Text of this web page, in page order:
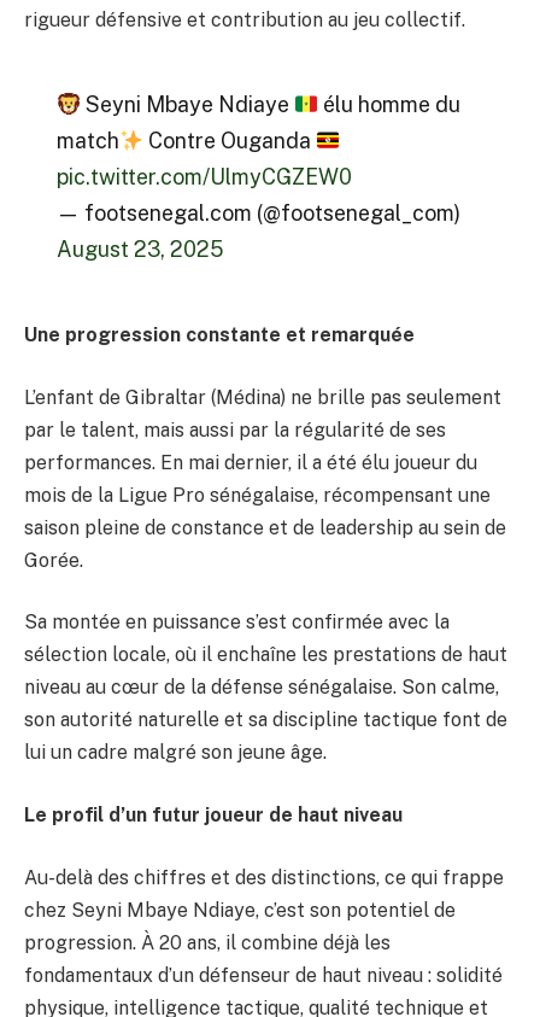
rigueur défensive et contribution au jeu collectif.
Seyni Mbaye Ndiaye
élu homme du
match
Contre Ouganda
pic.twitter.com/UlmyCGZEW0
— footsenegal.com (@footsenegal_com)
August 23, 2025
Une progression constante et remarquée
L’enfant de Gibraltar (Médina) ne brille pas seulement
par le talent, mais aussi par la régularité de ses
performances. En mai dernier, il a été élu joueur du
mois de la Ligue Pro sénégalaise, récompensant une
saison pleine de constance et de leadership au sein de
Gorée.
Sa montée en puissance s’est confirmée avec la
sélection locale, où il enchaîne les prestations de haut
niveau au cœur de la défense sénégalaise. Son calme,
son autorité naturelle et sa discipline tactique font de
lui un cadre malgré son jeune âge.
Le profil d’un futur joueur de haut niveau
Au-delà des chiffres et des distinctions, ce qui frappe
chez Seyni Mbaye Ndiaye, c’est son potentiel de
progression. À 20 ans, il combine déjà les
fondamentaux d’un défenseur de haut niveau : solidité
physique, intelligence tactique, qualité technique et